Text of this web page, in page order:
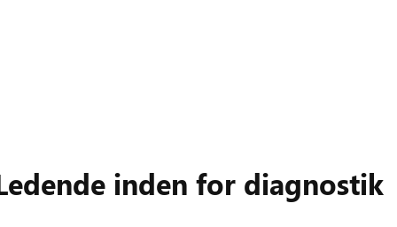
inden for diagnostik